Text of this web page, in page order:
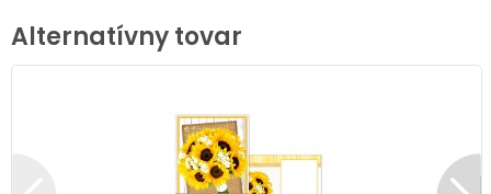
Alternatívny tovar